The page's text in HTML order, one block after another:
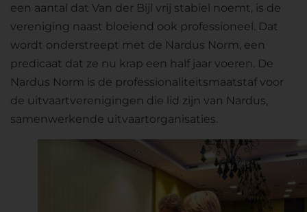
een aantal dat Van der Bijl vrij stabiel noemt, is de
vereniging naast bloeiend ook professioneel. Dat
wordt onderstreept met de Nardus Norm, een
predicaat dat ze nu krap een half jaar voeren. De
Nardus Norm is de professionaliteitsmaatstaf voor
de uitvaartverenigingen die lid zijn van Nardus,
samenwerkende uitvaartorganisaties.